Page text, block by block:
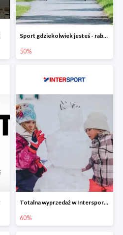
Sport gdziekolwiek jesteś - rabaty w Intersport do -50%
50%
Totalna wyprzedaż w Intersport do -60%
60%